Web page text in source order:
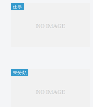
仕事
未分類